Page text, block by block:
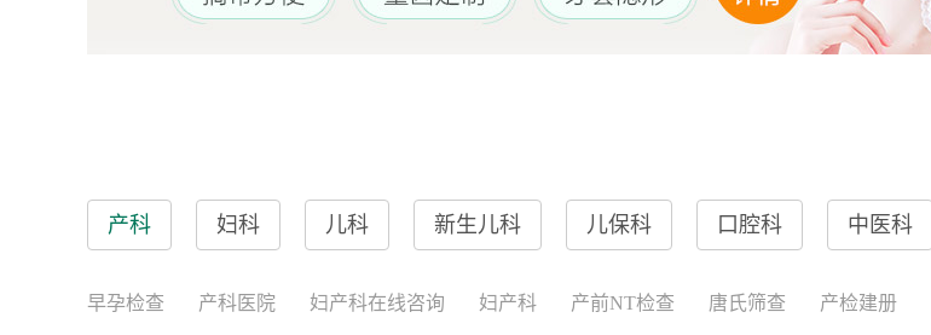
产科 妇科 儿科 新生儿科 儿保科 口腔科 中医科
早孕检查 产科医院 妇产科在线咨询 妇产科 产前NT检查 唐氏筛查 产检建册